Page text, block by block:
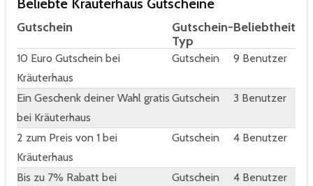
Beliebte Kräuterhaus Gutscheine
Gutschein
Gutschein-
Typ
Beliebtheit
10 Euro Gutschein bei
Kräuterhaus
Gutschein 9 Benutzer
Ein Geschenk deiner Wahl gratis
bei Kräuterhaus
Gutschein 3 Benutzer
2 zum Preis von 1 bei
Kräuterhaus
Gutschein 4 Benutzer
Bis zu 7% Rabatt bei
Gutschein 4 Benutzer